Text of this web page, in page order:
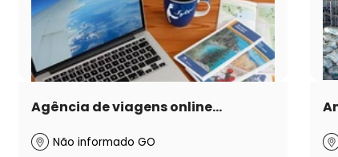
Agência de viagens online...
Não informado GO